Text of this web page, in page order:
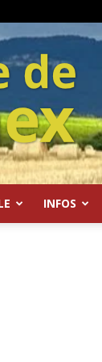
INFOS